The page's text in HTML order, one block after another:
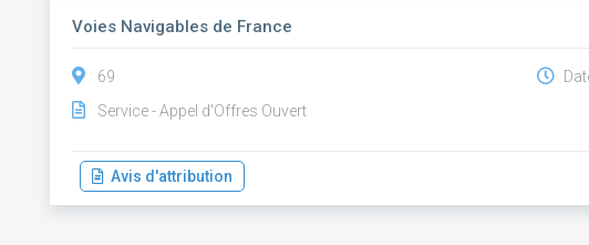
Voies Navigables de France
69
Service - Appel d'Offres Ouvert
Avis d'attribution